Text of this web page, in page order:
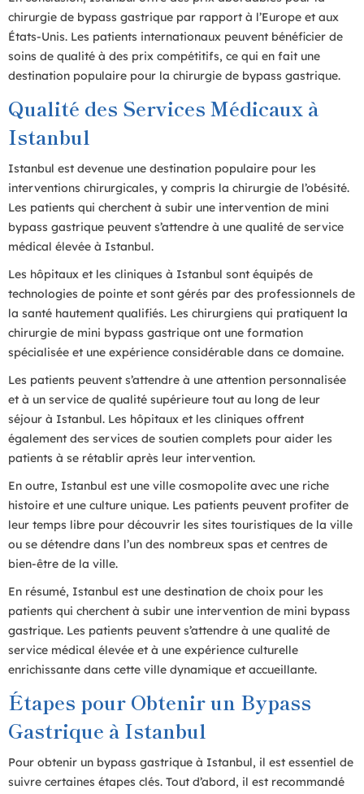
chirurgie de bypass gastrique par rapport à l’Europe et aux
États-Unis. Les patients internationaux peuvent bénéficier de
soins de qualité à des prix compétitifs, ce qui en fait une
destination populaire pour la chirurgie de bypass gastrique.
Qualité des Services Médicaux à
Istanbul
Istanbul est devenue une destination populaire pour les
interventions chirurgicales, y compris la chirurgie de l’obésité.
Les patients qui cherchent à subir une intervention de mini
bypass gastrique peuvent s’attendre à une qualité de service
médical élevée à Istanbul.
Les hôpitaux et les cliniques à Istanbul sont équipés de
technologies de pointe et sont gérés par des professionnels de
la santé hautement qualifiés. Les chirurgiens qui pratiquent la
chirurgie de mini bypass gastrique ont une formation
spécialisée et une expérience considérable dans ce domaine.
Les patients peuvent s’attendre à une attention personnalisée
et à un service de qualité supérieure tout au long de leur
séjour à Istanbul. Les hôpitaux et les cliniques offrent
également des services de soutien complets pour aider les
patients à se rétablir après leur intervention.
En outre, Istanbul est une ville cosmopolite avec une riche
histoire et une culture unique. Les patients peuvent profiter de
leur temps libre pour découvrir les sites touristiques de la ville
ou se détendre dans l’un des nombreux spas et centres de
bien-être de la ville.
En résumé, Istanbul est une destination de choix pour les
patients qui cherchent à subir une intervention de mini bypass
gastrique. Les patients peuvent s’attendre à une qualité de
service médical élevée et à une expérience culturelle
enrichissante dans cette ville dynamique et accueillante.
Étapes pour Obtenir un Bypass
Gastrique à Istanbul
Pour obtenir un bypass gastrique à Istanbul, il est essentiel de
suivre certaines étapes clés. Tout d’abord, il est recommandé